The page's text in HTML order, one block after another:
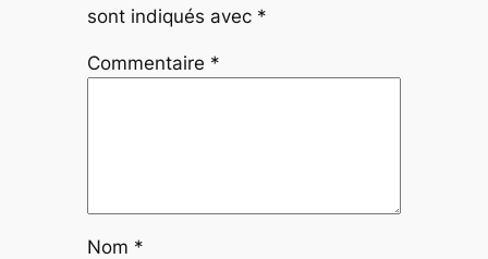
sont indiqués avec *
Commentaire *
Nom *